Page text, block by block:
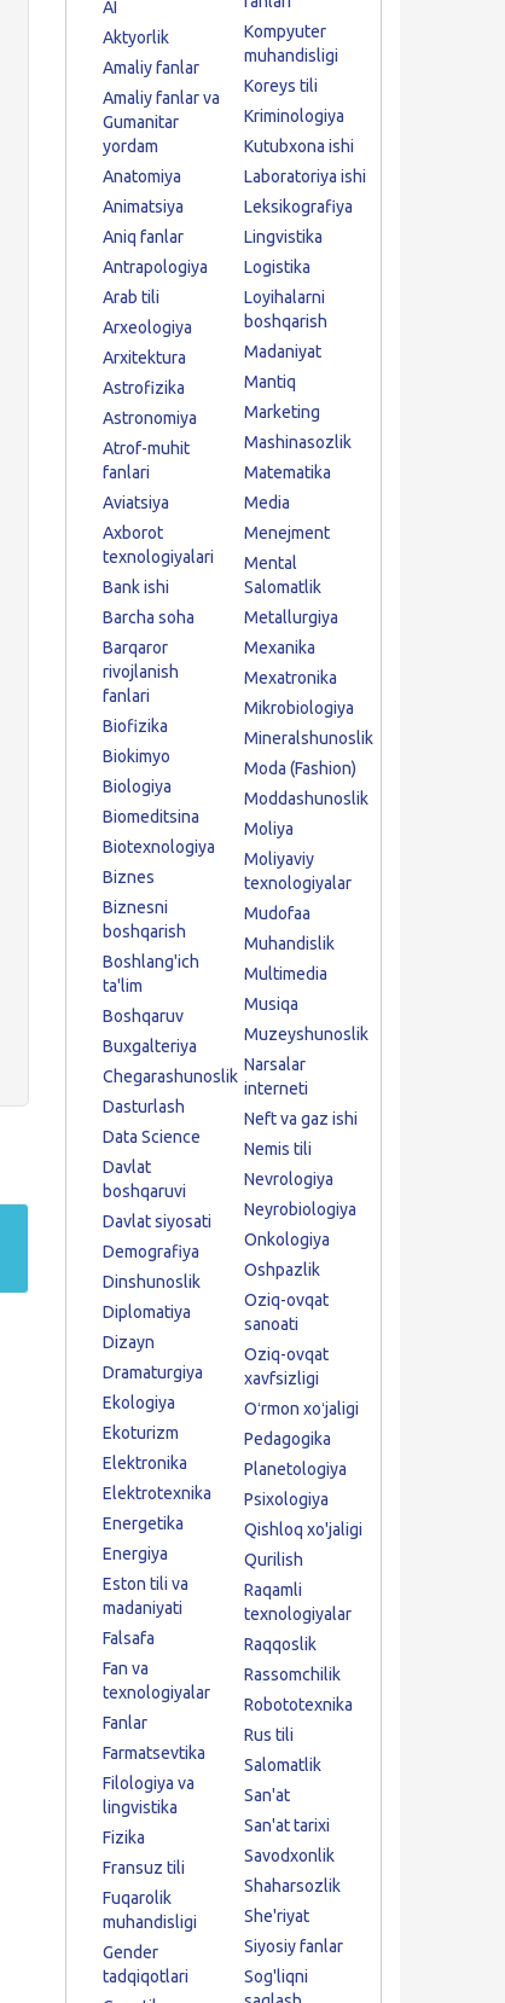
AI
Aktyorlik
Amaliy fanlar
Amaliy fanlar va
Gumanitar
yordam
Anatomiya
Animatsiya
Aniq fanlar
Antrapologiya
Arab tili
Arxeologiya
Arxitektura
Astrofizika
Astronomiya
Atrof-muhit
fanlari
Aviatsiya
Axborot
texnologiyalari
Bank ishi
Barcha soha
Barqaror
rivojlanish
fanlari
Biofizika
Biokimyo
Biologiya
Biomeditsina
Biotexnologiya
Biznes
Biznesni
boshqarish
Boshlang'ich
ta'lim
Boshqaruv
Buxgalteriya
Chegarashunoslik
Dasturlash
Data Science
Davlat
boshqaruvi
Davlat siyosati
Demografiya
Dinshunoslik
Diplomatiya
Dizayn
Dramaturgiya
Ekologiya
Ekoturizm
Elektronika
Elektrotexnika
Energetika
Energiya
Eston tili va
madaniyati
Falsafa
Fan va
texnologiyalar
Fanlar
Farmatsevtika
Filologiya va
lingvistika
Fizika
Fransuz tili
Fuqarolik
muhandisligi
Gender
tadqiqotlari
Kompyuter
muhandisligi
Koreys tili
Kriminologiya
Kutubxona ishi
Laboratoriya ishi
Leksikografiya
Lingvistika
Logistika
Loyihalarni
boshqarish
Madaniyat
Mantiq
Marketing
Mashinasozlik
Matematika
Media
Menejment
Mental
Salomatlik
Metallurgiya
Mexanika
Mexatronika
Mikrobiologiya
Mineralshunoslik
Moda (Fashion)
Moddashunoslik
Moliya
Moliyaviy
texnologiyalar
Mudofaa
Muhandislik
Multimedia
Musiqa
Muzeyshunoslik
Narsalar
interneti
Neft va gaz ishi
Nemis tili
Nevrologiya
Neyrobiologiya
Onkologiya
Oshpazlik
Oziq-ovqat
sanoati
Oziq-ovqat
xavfsizligi
Oʻrmon xoʻjaligi
Pedagogika
Planetologiya
Psixologiya
Qishloq xo'jaligi
Qurilish
Raqamli
texnologiyalar
Raqqoslik
Rassomchilik
Robototexnika
Rus tili
Salomatlik
San'at
San'at tarixi
Savodxonlik
Shaharsozlik
She'riyat
Siyosiy fanlar
Sog'liqni